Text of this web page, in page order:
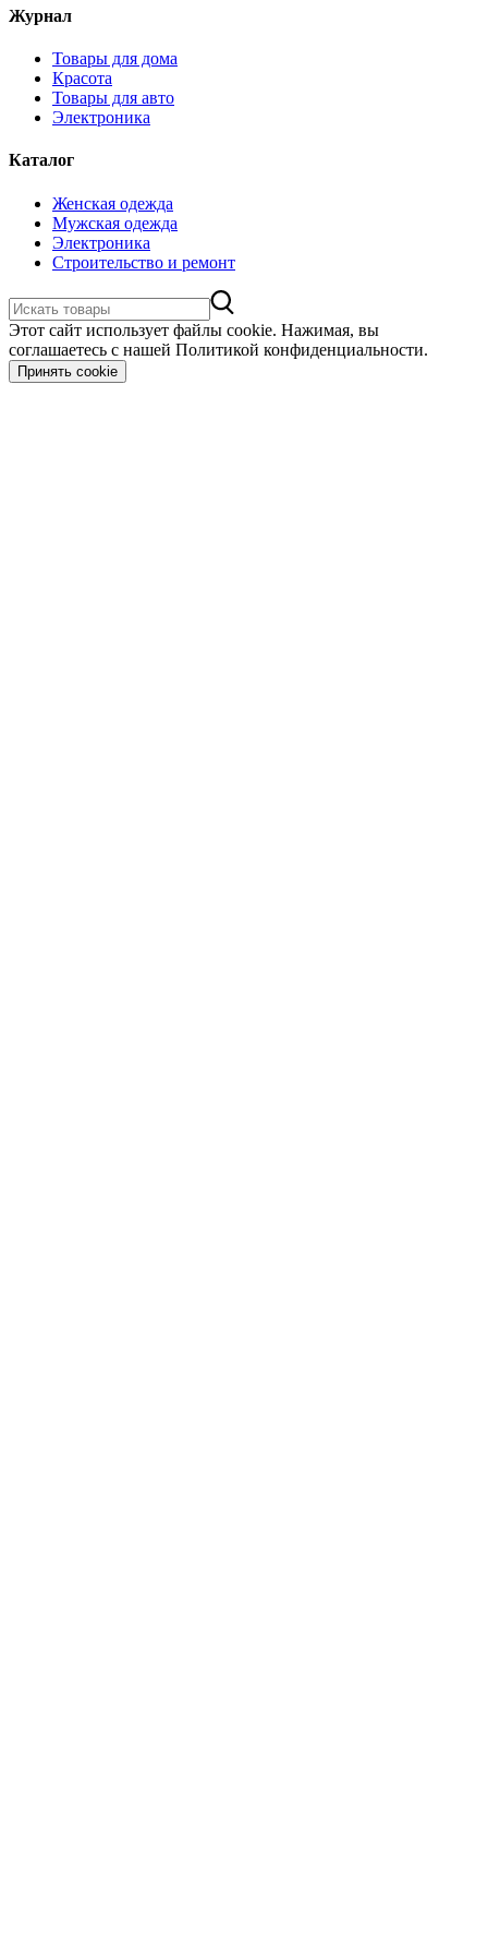
Журнал
Товары для дома
Красота
Товары для авто
Электроника
Каталог
Женская одежда
Мужская одежда
Электроника
Строительство и ремонт
Этот сайт использует файлы cookie. Нажимая, вы
соглашаетесь с нашей Политикой конфиденциальности.
Принять cookie